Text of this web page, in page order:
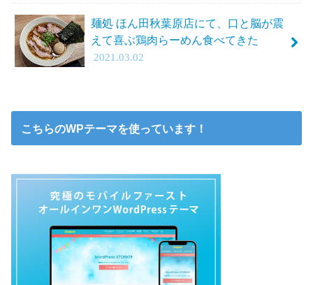
麺処 ほん田秋葉原店にて、口と脳が震
えて喜ぶ鶏肉らーめん食べてきた
2021.03.02
こちらのWPテーマを使っています！